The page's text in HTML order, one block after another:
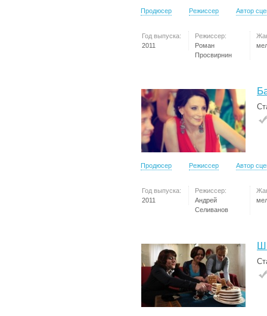
Продюсер Режиссер Автор
Год выпуска:
2011
Режиссер:
Роман
Просвирнин
Продюсер Режиссер Автор
Год выпуска:
2011
Режиссер:
Андрей
Селиванов